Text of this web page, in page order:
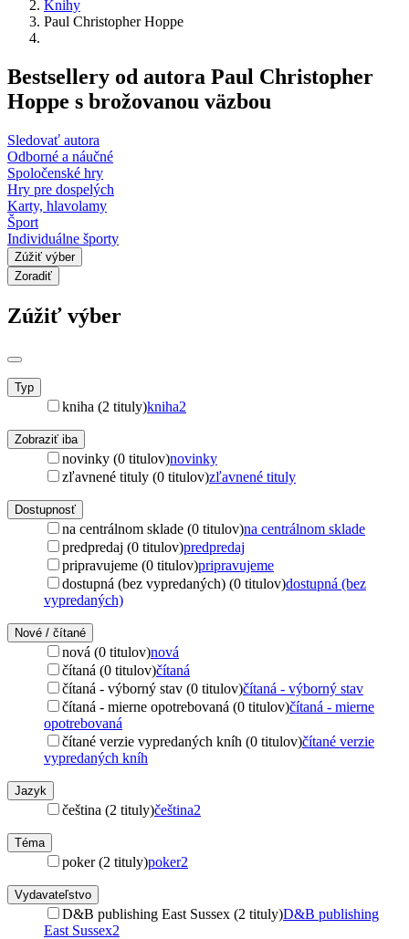
Knihy
Paul Christopher Hoppe
Bestsellery od autora Paul Christopher
Hoppe s brožovanou väzbou
Sledovať autora
Odborné a náučné
Spoločenské hry
Hry pre dospelých
Karty, hlavolamy
Šport
Individuálne športy
Zúžiť výber
Zoradiť
Zúžiť výber
Typ
kniha (2 tituly)kniha2
Zobraziť iba
novinky (0 titulov)novinky
zľavnené tituly (0 titulov)zľavnené tituly
Dostupnosť
na centrálnom sklade (0 titulov)na centrálnom sklade
predpredaj (0 titulov)predpredaj
pripravujeme (0 titulov)pripravujeme
dostupná (bez vypredaných) (0 titulov)dostupná (bez
vypredaných)
Nové / čítané
nová (0 titulov)nová
čítaná (0 titulov)čítaná
čítaná - výborný stav (0 titulov)čítaná - výborný stav
čítaná - mierne opotrebovaná (0 titulov)čítaná - mierne
opotrebovaná
čítané verzie vypredaných kníh (0 titulov)čítané verzie
vypredaných kníh
Jazyk
čeština (2 tituly)čeština2
Téma
poker (2 tituly)poker2
Vydavateľstvo
D&B publishing East Sussex (2 tituly)D&B publishing
East Sussex2